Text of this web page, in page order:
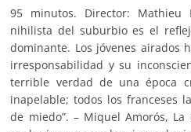
95 minutos. Director: Mathieu
nihilista del suburbio es el
dominante. Los jóvenes airados
irresponsabilidad y su
terrible verdad de una época
inapelable; todos los franceses
de miedo”. – Miquel Amorós,